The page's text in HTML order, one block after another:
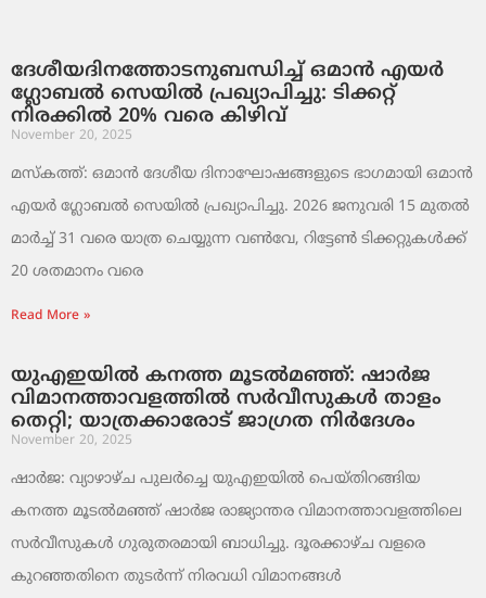
ദേശീയദിനത്തോടനുബന്ധിച്ച് ഒമാൻ എയർ
ഗ്ലോബൽ സെയിൽ പ്രഖ്യാപിച്ചു: ടിക്കറ്റ്
നിരക്കിൽ 20% വരെ കിഴിവ്
November 20, 2025
മസ്‌കത്ത്: ഒമാൻ ദേശീയ ദിനാഘോഷങ്ങളുടെ ഭാഗമായി ഒമാൻ
എയർ ഗ്ലോബൽ സെയിൽ പ്രഖ്യാപിച്ചു. 2026 ജനുവരി 15 മുതൽ
മാർച്ച് 31 വരെ യാത്ര ചെയ്യുന്ന വൺവേ, റിട്ടേൺ ടിക്കറ്റുകൾക്ക്
20 ശതമാനം വരെ
Read More »
യുഎഇയിൽ കനത്ത മൂടൽമഞ്ഞ്: ഷാർജ
വിമാനത്താവളത്തിൽ സർവീസുകൾ താളം
തെറ്റി; യാത്രക്കാരോട് ജാഗ്രത നിർദേശം
November 20, 2025
ഷാർജ: വ്യാഴാഴ്ച പുലർച്ചെ യുഎഇയിൽ പെയ്തിറങ്ങിയ
കനത്ത മൂടൽമഞ്ഞ് ഷാർജ രാജ്യാന്തര വിമാനത്താവളത്തിലെ
സർവീസുകൾ ഗുരുതരമായി ബാധിച്ചു. ദൂരക്കാഴ്ച വളരെ
കുറഞ്ഞതിനെ തുടർന്ന് നിരവധി വിമാനങ്ങൾ